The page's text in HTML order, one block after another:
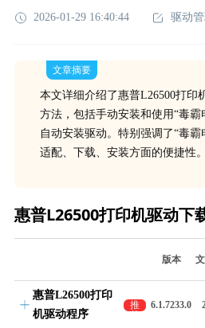
2026-01-29 16:40:44 驱动
文章摘要
本文详细介绍了惠普L26500打印
方法，包括手动安装和使用“毒
自动安装驱动。特别强调了“毒
适配、下载、安装方面的便捷性。
惠普L26500打印机驱动下
版本
惠普L26500打印
机驱动程序
推
荐
6.1.7233.0